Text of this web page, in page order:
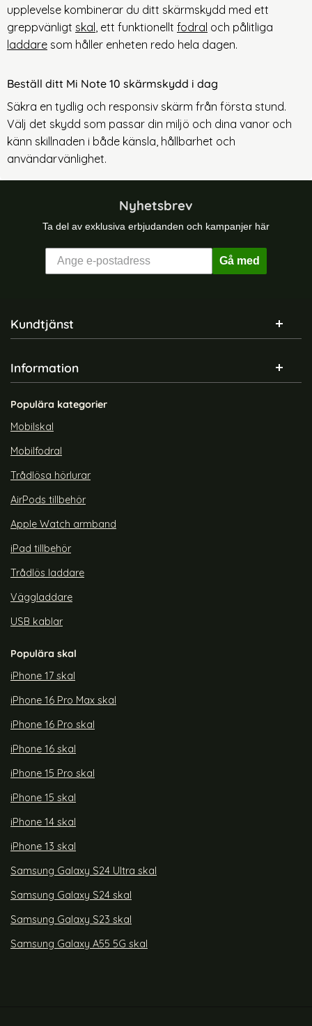
upplevelse kombinerar du ditt skärmskydd med ett
greppvänligt skal , ett funktionellt fodral och pålitliga
laddare som håller enheten redo hela dagen.
Beställ ditt Mi Note 10 skärmskydd i dag
Säkra en tydlig och responsiv skärm från första stund.
Välj det skydd som passar din miljö och dina vanor och
känn skillnaden i både känsla, hållbarhet och
användarvänlighet.
Nyhetsbrev
Ta del av exklusiva erbjudanden och kampanjer här
Gå med
Sidfot Blandad info och länkar
Kundtjänst
Information
Populära kategorier
Mobilskal
Mobilfodral
Trådlösa hörlurar
AirPods tillbehör
Apple Watch armband
iPad tillbehör
Trådlös laddare
Väggladdare
USB kablar
Populära skal
iPhone 17 skal
iPhone 16 Pro Max skal
iPhone 16 Pro skal
iPhone 16 skal
iPhone 15 Pro skal
iPhone 15 skal
iPhone 14 skal
iPhone 13 skal
Samsung Galaxy S24 Ultra skal
Samsung Galaxy S24 skal
Samsung Galaxy S23 skal
Samsung Galaxy A55 5G skal